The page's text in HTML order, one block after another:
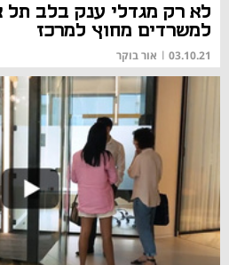
לא רק מגדלי ענק בלב תל
למשרדים מחוץ למרכז
03.10.21
| אור בוקר